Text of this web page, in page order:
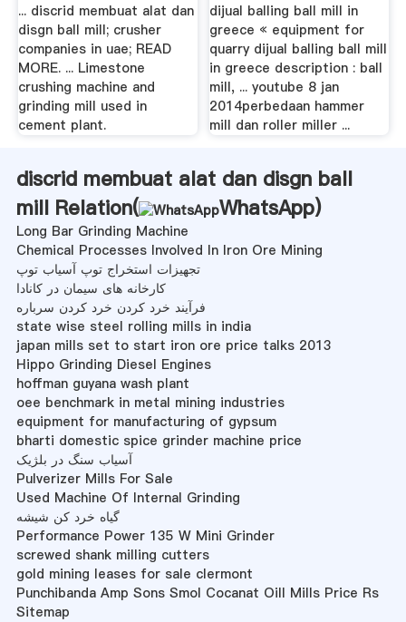
... discrid membuat alat dan
disgn ball mill; crusher
companies in uae; READ
MORE. ... Limestone
crushing machine and
grinding mill used in
cement plant.
dijual balling ball mill in
greece « equipment for
quarry dijual balling ball mill
in greece description : ball
mill, ... youtube 8 jan
2014perbedaan hammer
mill dan roller miller ...
discrid membuat alat dan disgn ball
mill Relation(
WhatsApp)
Long Bar Grinding Machine
Chemical Processes Involved In Iron Ore Mining
تجهیزات استخراج توپ آسیاب توپ
کارخانه های سیمان در کانادا
فرآیند خرد کردن خرد کردن سرباره
state wise steel rolling mills in india
japan mills set to start iron ore price talks 2013
Hippo Grinding Diesel Engines
hoffman guyana wash plant
oee benchmark in metal mining industries
equipment for manufacturing of gypsum
bharti domestic spice grinder machine price
آسیاب سنگ در بلژیک
Pulverizer Mills For Sale
Used Machine Of Internal Grinding
گیاه خرد کن شیشه
Performance Power 135 W Mini Grinder
screwed shank milling cutters
gold mining leases for sale clermont
Punchibanda Amp Sons Smol Cocanat Oill Mills Price Rs
Sitemap